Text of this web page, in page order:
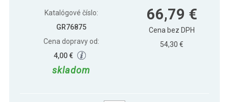
zelený, 24 kg
120,39 €
Súťažný kettlebell 16 kg žltý – oceľ,
štandardná veľkosť
Katalógové číslo:
GR76875
Cena dopravy od:
4,00 €
skladom
66,79 €
Cena bez DPH
54,30 €